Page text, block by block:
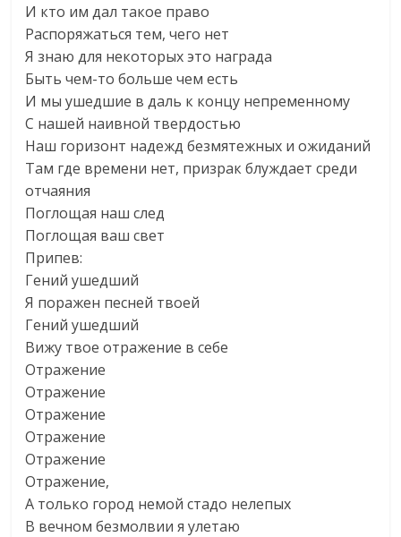
И кто им дал такое право
Распоряжаться тем, чего нет
Я знаю для некоторых это награда
Быть чем-то больше чем есть
И мы ушедшие в даль к концу непременному
С нашей наивной твердостью
Наш горизонт надежд безмятежных и ожиданий
Там где времени нет, призрак блуждает среди
отчаяния
Поглощая наш след
Поглощая ваш свет
Припев:
Гений ушедший
Я поражен песней твоей
Гений ушедший
Вижу твое отражение в себе
Отражение
Отражение
Отражение
Отражение
Отражение
Отражение,
А только город немой стадо нелепых
В вечном безмолвии я улетаю